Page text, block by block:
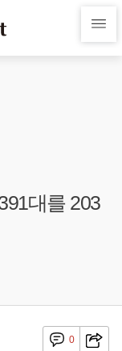
대를 203
0